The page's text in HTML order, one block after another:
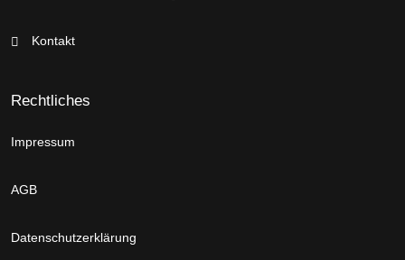
Kontakt
Rechtliches
Impressum
AGB
Datenschutzerklärung